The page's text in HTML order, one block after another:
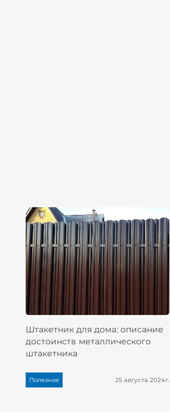
Штакетник для дома: описание
достоинств металлического
штакетника
Полезное 25 августа 2024г.